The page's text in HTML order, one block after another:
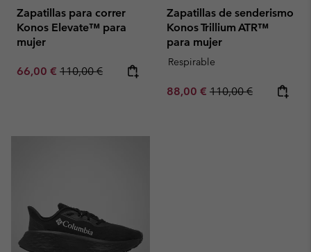
Zapatillas para correr
Konos Elevate™ para
mujer
Sale price:
66,00 € Regular price:
110,00 €
Zapatillas de senderismo
Konos Trillium ATR™
para mujer
Respirable
Sale price:
88,00 € Regular price:
110,00 €